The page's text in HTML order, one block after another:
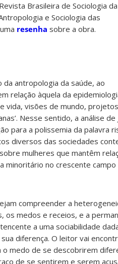
Brasileira de Sociologia da
e Sociologia das
resenha sobre a obra.
da antropologia da saúde, ao
relação àquela da
vida, visões de mundo, projetos
Nesse sentido, a análise
para a polissemia da palavra
diversos das sociedades
mulheres que mantêm
minoritário no crescente campo
compreender a
os medos e receios, e a
a uma sociabilidade
diferença. O leitor vai
medo de se descobrirem
de se sentirem e serem